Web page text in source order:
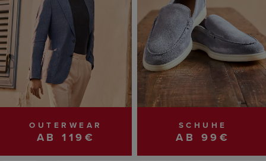
OUTERWEAR
AB 119€
SCHUHE
AB 99€